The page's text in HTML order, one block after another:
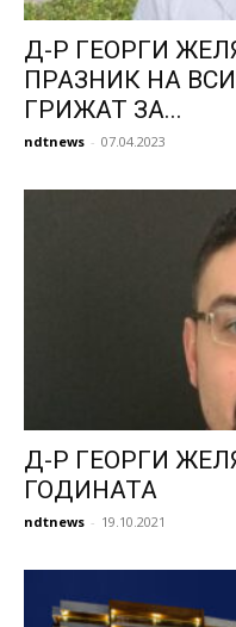
Д-Р ГЕОРГИ
ПРАЗНИК НА
ГРИЖАТ ЗА...
ndtnews - 07.04.2023
Д-Р ГЕОРГИ
ГОДИНАТА
ndtnews - 19.10.2021